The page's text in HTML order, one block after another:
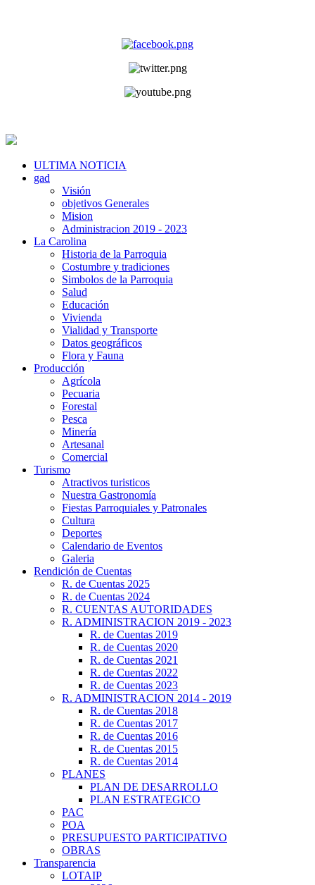
ULTIMA NOTICIA
gad
Visión
objetivos Generales
Mision
Administracion 2019 - 2023
La Carolina
Historia de la Parroquia
Costumbre y tradiciones
Simbolos de la Parroquia
Salud
Educación
Vivienda
Vialidad y Transporte
Datos geográficos
Flora y Fauna
Producción
Agrícola
Pecuaria
Forestal
Pesca
Minería
Artesanal
Comercial
Turismo
Atractivos turisticos
Nuestra Gastronomía
Fiestas Parroquiales y Patronales
Cultura
Deportes
Calendario de Eventos
Galeria
Rendición de Cuentas
R. de Cuentas 2025
R. de Cuentas 2024
R. CUENTAS AUTORIDADES
R. ADMINISTRACION 2019 - 2023
R. de Cuentas 2019
R. de Cuentas 2020
R. de Cuentas 2021
R. de Cuentas 2022
R. de Cuentas 2023
R. ADMINISTRACION 2014 - 2019
R. de Cuentas 2018
R. de Cuentas 2017
R. de Cuentas 2016
R. de Cuentas 2015
R. de Cuentas 2014
PLANES
PLAN DE DESARROLLO
PLAN ESTRATEGICO
PAC
POA
PRESUPUESTO PARTICIPATIVO
OBRAS
Transparencia
LOTAIP